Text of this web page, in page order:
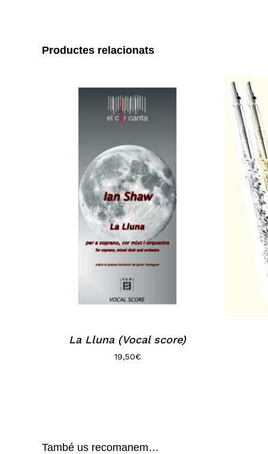
Productes relacionats
La Lluna (Vocal score)
19,50€
També us recomanem…